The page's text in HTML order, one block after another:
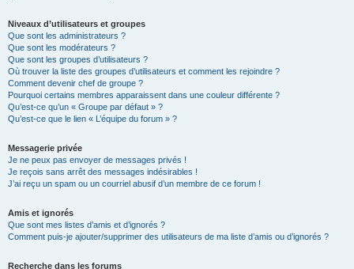
Niveaux d’utilisateurs et groupes
Que sont les administrateurs ?
Que sont les modérateurs ?
Que sont les groupes d’utilisateurs ?
Où trouver la liste des groupes d’utilisateurs et comment les rejoindre ?
Comment devenir chef de groupe ?
Pourquoi certains membres apparaissent dans une couleur différente ?
Qu’est-ce qu’un « Groupe par défaut » ?
Qu’est-ce que le lien « L’équipe du forum » ?
Messagerie privée
Je ne peux pas envoyer de messages privés !
Je reçois sans arrêt des messages indésirables !
J’ai reçu un spam ou un courriel abusif d’un membre de ce forum !
Amis et ignorés
Que sont mes listes d’amis et d’ignorés ?
Comment puis-je ajouter/supprimer des utilisateurs de ma liste d’amis ou d’ignorés ?
Recherche dans les forums